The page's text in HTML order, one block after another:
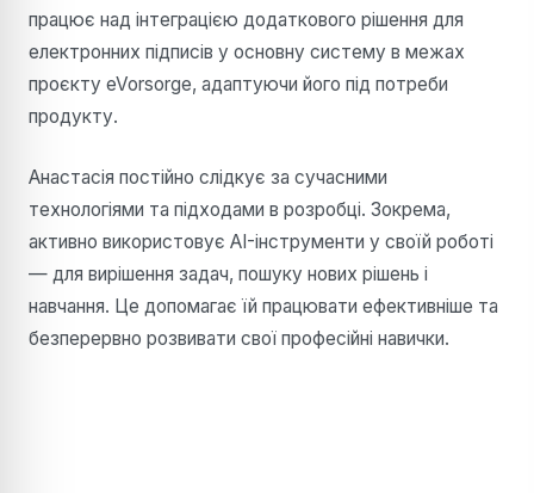
працює над інтеграцією додаткового рішення для
електронних підписів у основну систему в межах
проєкту eVorsorge, адаптуючи його під потреби
продукту.
Анастасія постійно слідкує за сучасними
технологіями та підходами в розробці. Зокрема,
активно використовує AI-інструменти у своїй роботі
— для вирішення задач, пошуку нових рішень і
навчання. Це допомагає їй працювати ефективніше та
безперервно розвивати свої професійні навички.